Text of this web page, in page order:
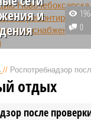
и
через
изношенные
и
Процент износа
0
// Роспотребнадзор
после
отдых